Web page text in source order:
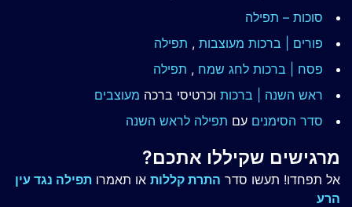
סוכות – תפילה
פורים | ברכות מעוצבות , תפילה
פסח | ברכות לחג שמח , תפילה
ראש השנה | ברכות וכרטיסי ברכה מעוצבים
סדר הסימנים עם תפילה לראש השנה
מרגישים שקיללו אתכם?
אל תפחדו! תעשו סדר התרת קללות או תאמרו תפילה נגד עין
הרע